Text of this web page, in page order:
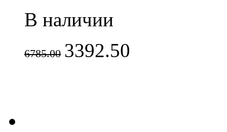
В наличии
6785.00 3392.50